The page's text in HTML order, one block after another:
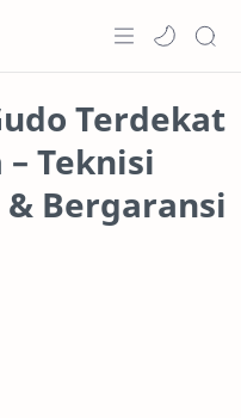
Terdekat
Teknisi
Bergaransi